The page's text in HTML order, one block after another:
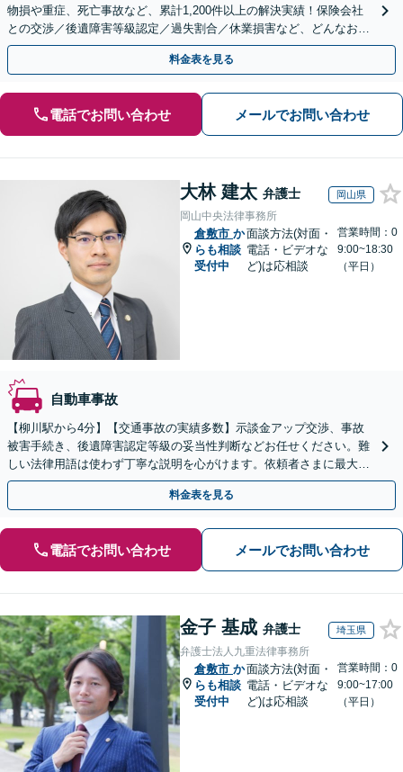
物損や重症、死亡事故など、累計1,200件以上の解決実績！保険会社
との交渉／後遺障害等級認定／過失割合／休業損害など、どんなお悩
みもご相談ください【夜間・休日面談可】【完全個室】
料金表を見る
電話でお問い合わせ メールでお問い合わせ
大林 建太 弁護士 岡山県
岡山中央法律事務所
倉敷市 か
らも相談
受付中
面談方法(対面・
電話・ビデオな
ど)は応相談
営業時間：0
9:00~18:30
（平日）
自動車事故
【柳川駅から4分】【交通事故の実績多数】示談金アップ交渉、事故
被害手続き、後遺障害認定等級の妥当性判断などお任せください。難
しい法律用語は使わず丁寧な説明を心がけます。依頼者さまに最大限
ご納得いただける解決策を提案します。【子連れ相談可】
料金表を見る
電話でお問い合わせ メールでお問い合わせ
金子 基成 弁護士 埼玉県
弁護士法人九重法律事務所
倉敷市 か
らも相談
受付中
面談方法(対面・
電話・ビデオな
ど)は応相談
営業時間：0
9:00~17:00
（平日）